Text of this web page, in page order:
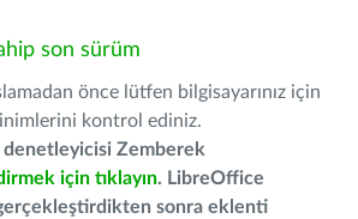
son sürüm
önce lütfen bilgisayarınız için
kontrol ediniz.
denetleyicisi Zemberek
için tıklayın. LibreOffice
sonra eklenti